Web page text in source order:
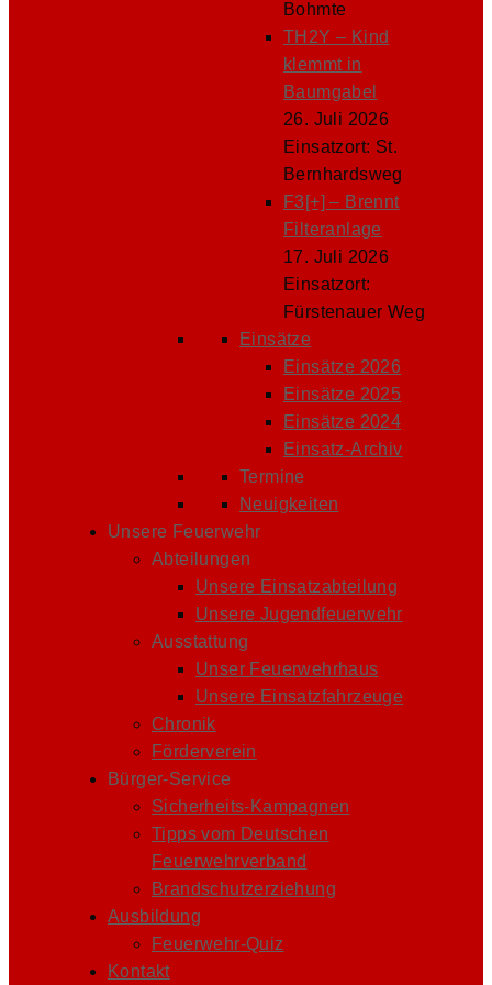
Bohmte
TH2Y – Kind
klemmt in
Baumgabel
26. Juli 2026
Einsatzort: St.
Bernhardsweg
F3[+] – Brennt
Filteranlage
17. Juli 2026
Einsatzort:
Fürstenauer Weg
Einsätze
Einsätze 2026
Einsätze 2025
Einsätze 2024
Einsatz-Archiv
Termine
Neuigkeiten
Unsere Feuerwehr
Abteilungen
Unsere Einsatzabteilung
Unsere Jugendfeuerwehr
Ausstattung
Unser Feuerwehrhaus
Unsere Einsatzfahrzeuge
Chronik
Förderverein
Bürger-Service
Sicherheits-Kampagnen
Tipps vom Deutschen
Feuerwehrverband
Brandschutzerziehung
Ausbildung
Feuerwehr-Quiz
Kontakt